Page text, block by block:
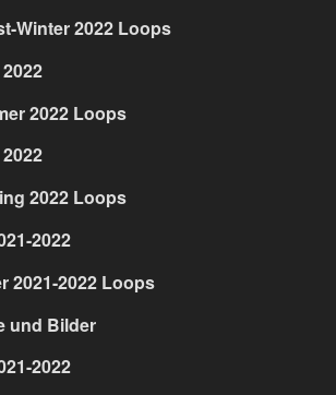
Winter 2022 Loops
2022 Loops
2022 Loops
2022
2021-2022 Loops
und Bilder
2022